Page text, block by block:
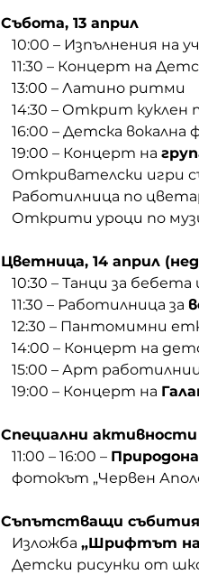
Събота, 13 април
10:00 – Изпълнения на
11:30 – Концерт на
13:00 – Латино ритми
14:30 – Открит
16:00 – Детска вокална
19:00 – Концерт на
Откривателски игри
Работилница по
Открити уроци по
Цветница, 14 април
10:30 – Танци за бебета
11:30 – Работилница за
12:30 – Пантомимни
14:00 – Концерт на
15:00 – Арт
19:00 – Концерт на
Специални активности
11:00 – 16:00 –
фотокът „Червен
Съпътстващи
Изложба „Шрифтът на
Детски рисунки от